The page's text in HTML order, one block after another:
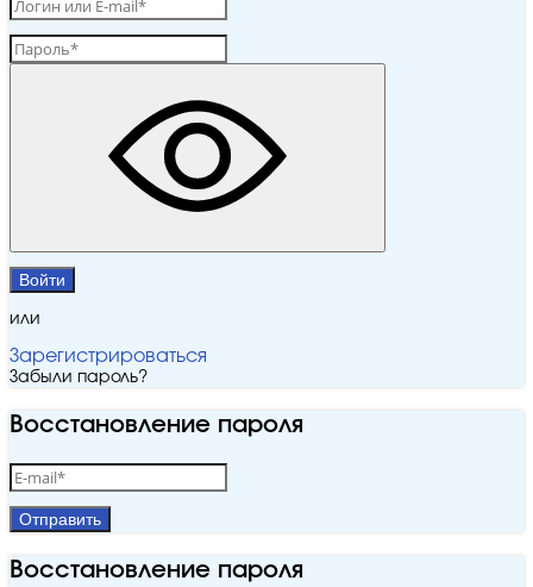
Войти
или
Зарегистрироваться
Забыли пароль?
Восстановление пароля
Отправить
Восстановление пароля